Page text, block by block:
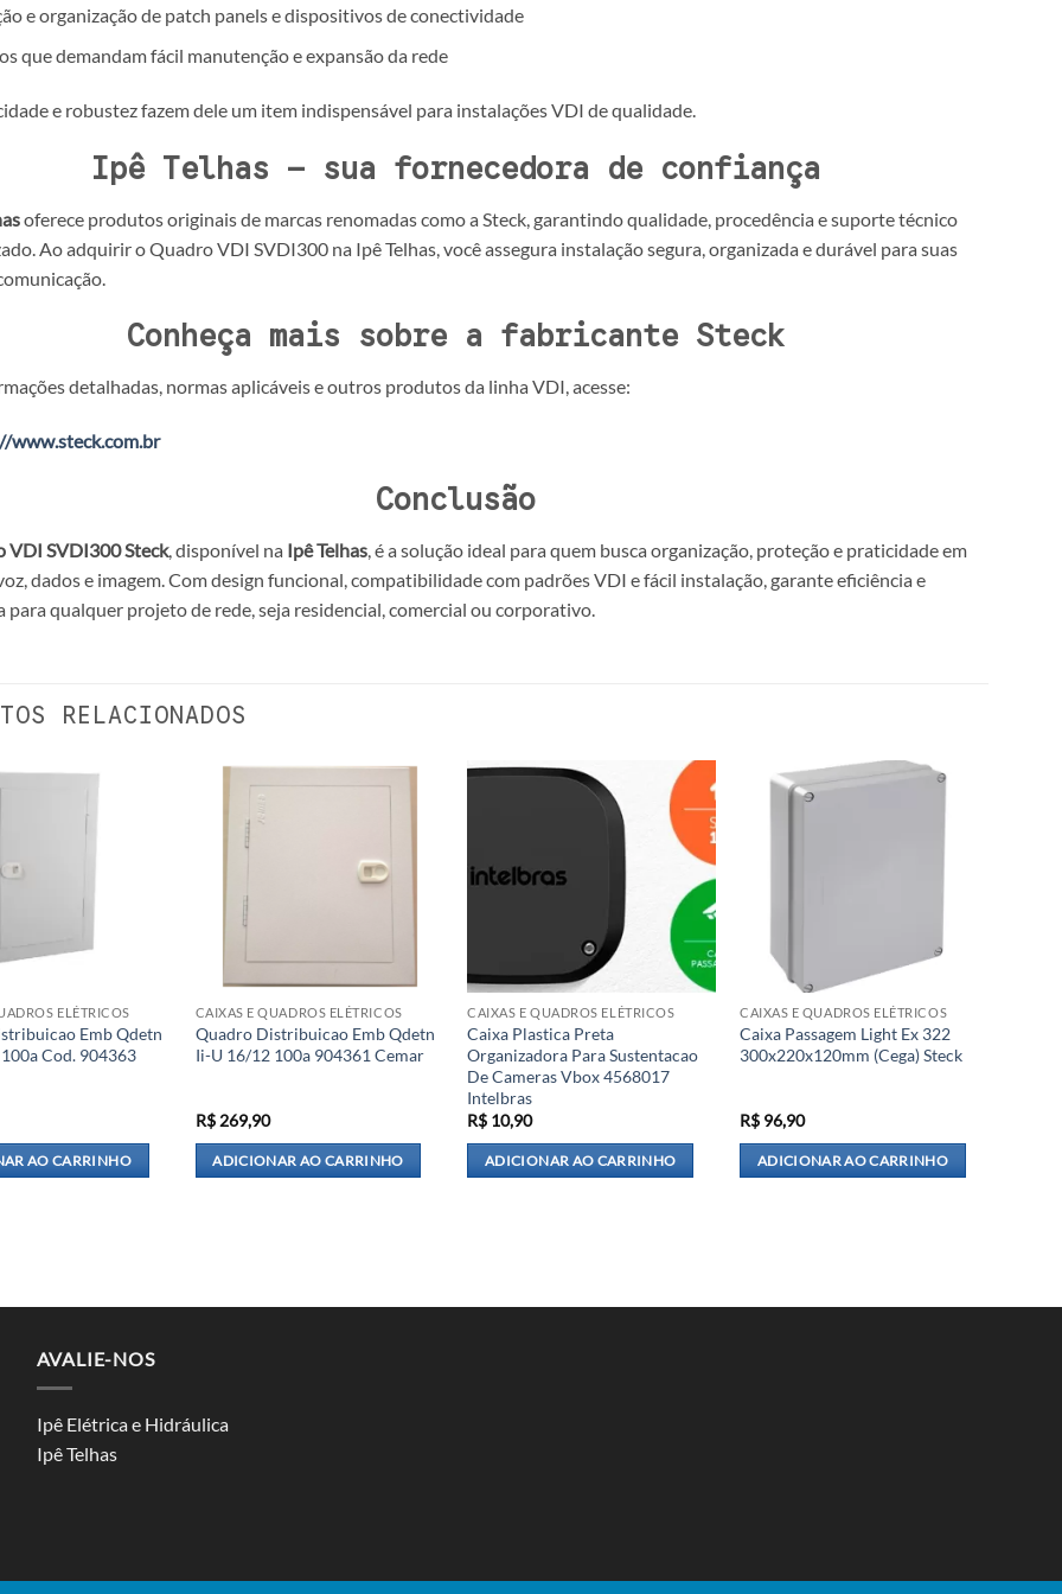
e organização de patch panels e dispositivos de conectividade
que demandam fácil manutenção e expansão da rede
e robustez fazem dele um item indispensável para instalações VDI de qualidade.
Ipê Telhas – sua fornecedora de confiança
oferece produtos originais de marcas renomadas como a Steck, garantindo qualidade, procedência e suporte técnico
Ao adquirir o Quadro VDI SVDI300 na Ipê Telhas, você assegura instalação segura, organizada e durável para suas
Conheça mais sobre a fabricante Steck
detalhadas, normas aplicáveis e outros produtos da linha VDI, acesse:
www.steck.com.br
Conclusão
VDI SVDI300 Steck, disponível na Ipê Telhas , é a solução ideal para quem busca organização, proteção e praticidade em
dados e imagem. Com design funcional, compatibilidade com padrões VDI e fácil instalação, garante eficiência e
para qualquer projeto de rede, seja residencial, comercial ou corporativo.
RELACIONADOS
ELÉTRICOS
Emb Qdetn
Cod. 904363
AO CARRINHO
CAIXAS E QUADROS ELÉTRICOS
Quadro Distribuicao Emb Qdetn
Ii-U 16/12 100a 904361 Cemar
R$269,90
ADICIONAR AO CARRINHO
CAIXAS E QUADROS ELÉTRICOS
Caixa Plastica Preta
Organizadora Para Sustentacao
De Cameras Vbox 4568017
Intelbras
R$ 10,90
ADICIONAR AO CARRINHO
CAIXAS E QUADROS ELÉTRICOS
Caixa Passagem Light Ex 322
300x220x120mm (Cega) Steck
R$ 96,90
ADICIONAR AO CARRINHO
AVALIE-NOS
Ipê Elétrica e Hidráulica
Ipê Telhas